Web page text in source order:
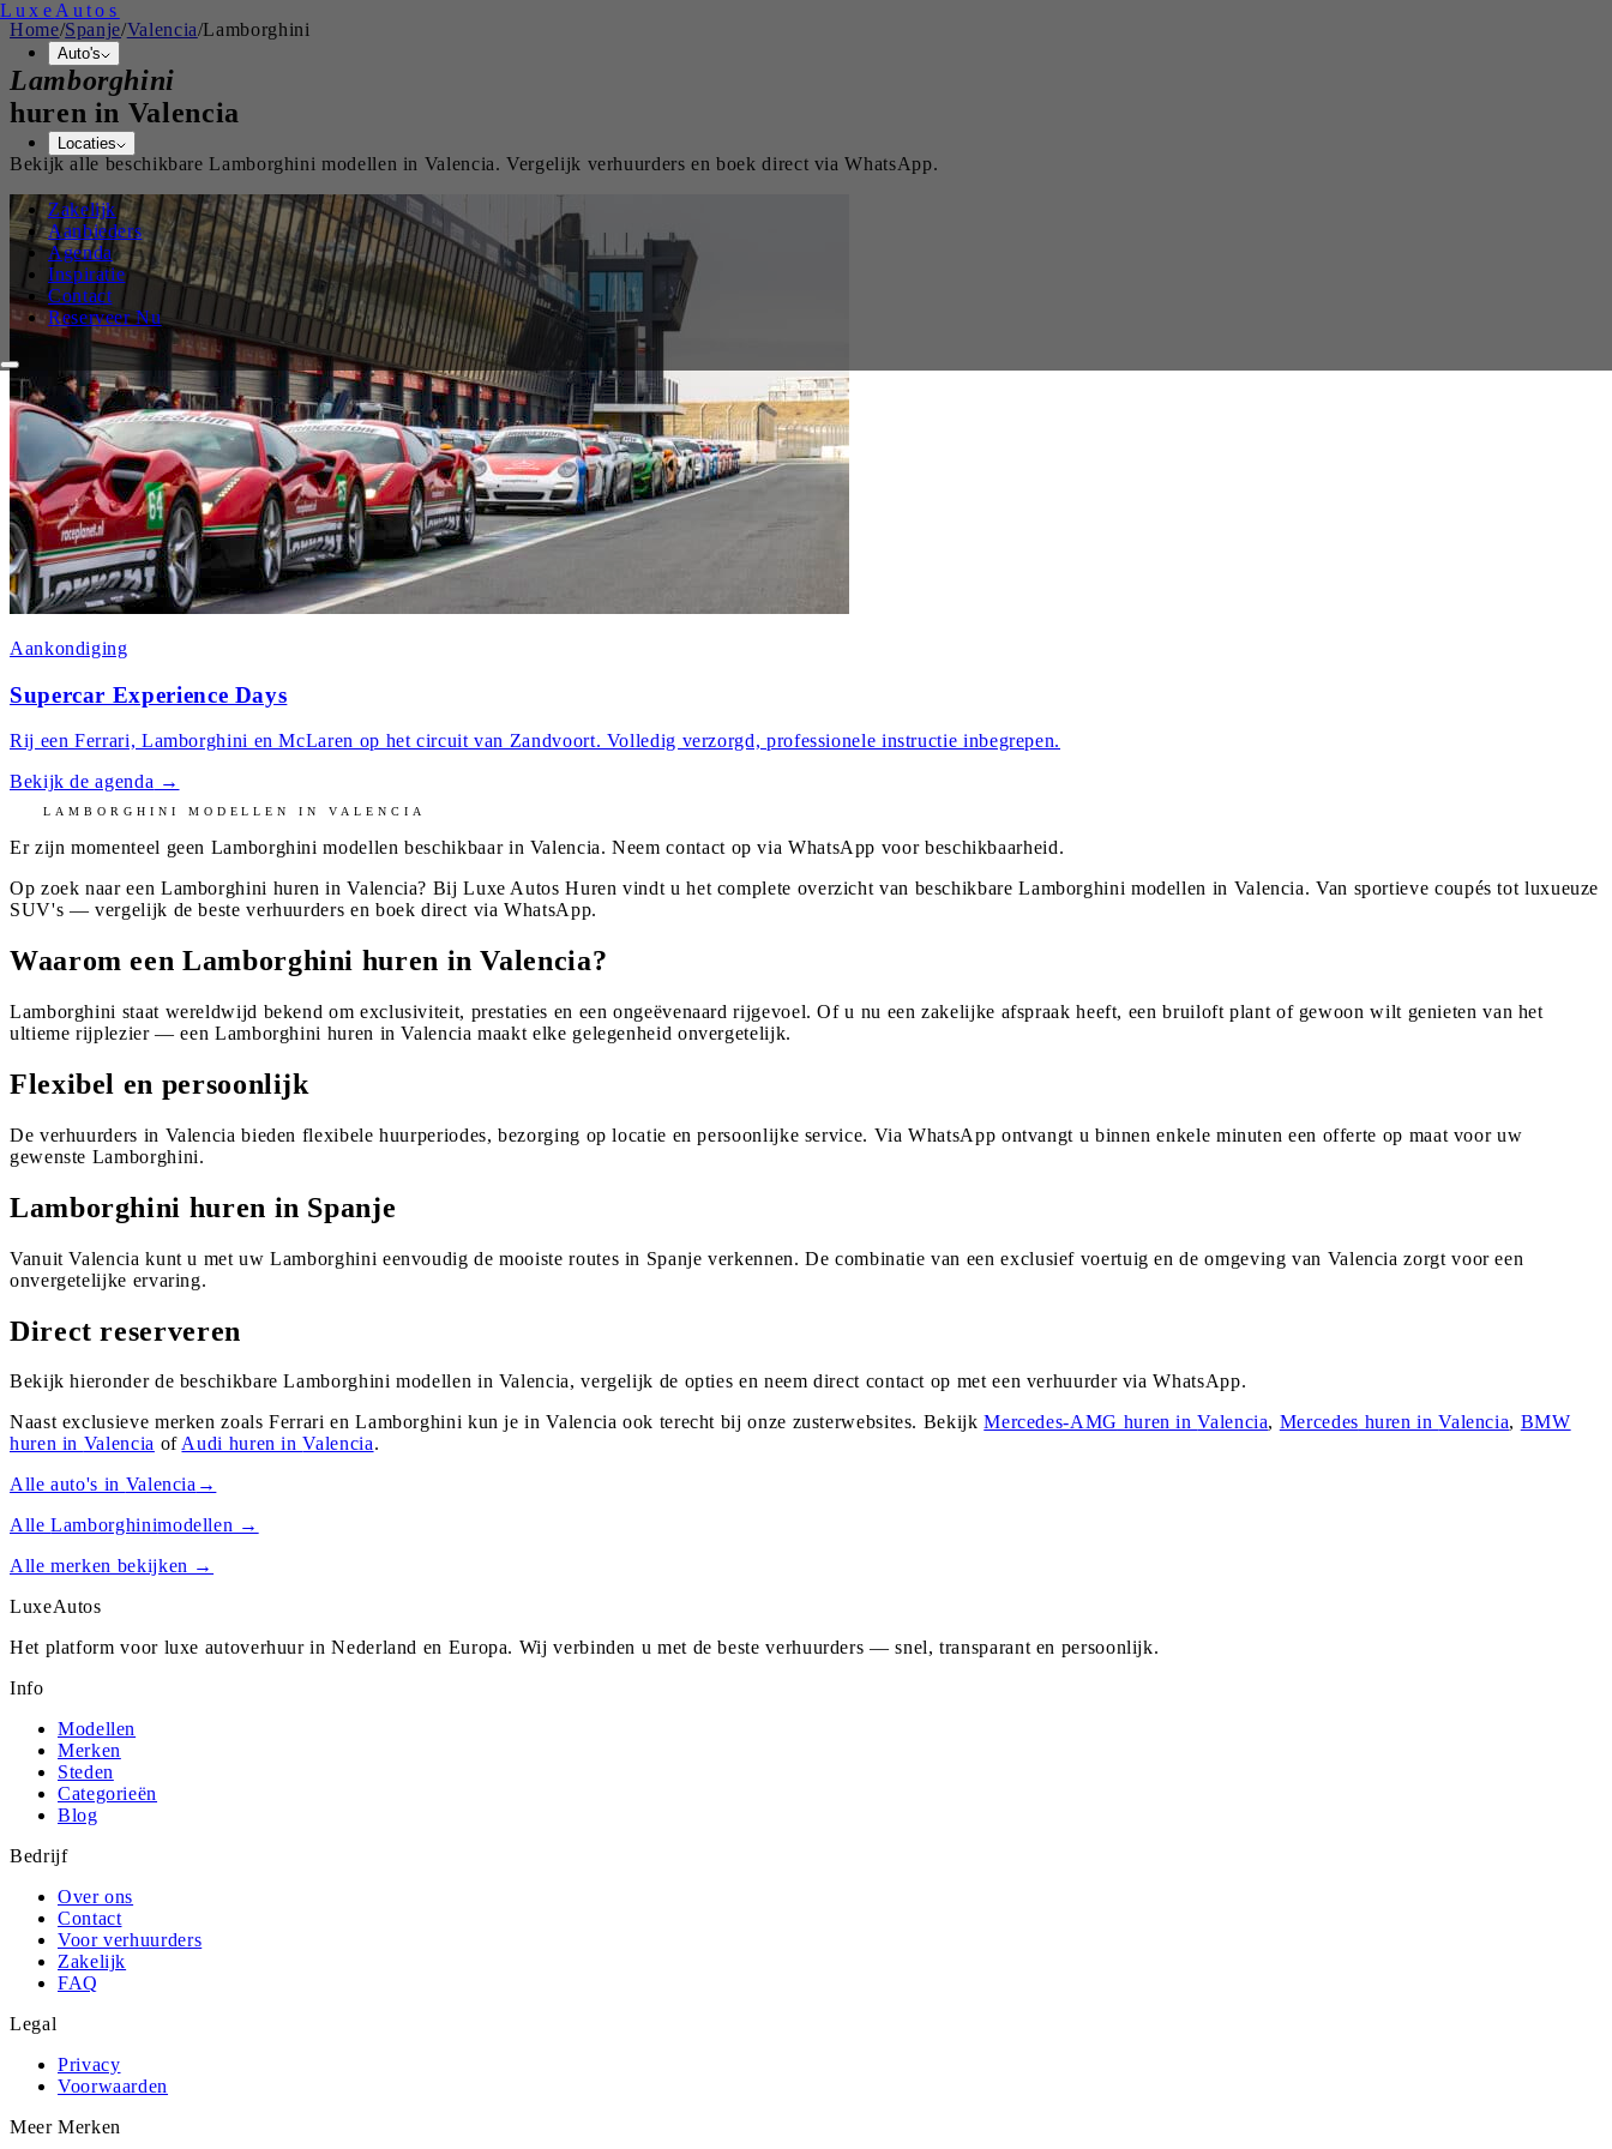
Luxe Autos
Auto's
Locaties
Zakelijk
Aanbieders
Agenda
Inspiratie
Contact
Reserveer Nu
Home/Spanje/Valencia/Lamborghini
Lamborghini
huren in Valencia
Bekijk alle beschikbareLamborghini modellen in Valencia. Vergelijk verhuurders en boek direct via WhatsApp.
Aankondiging
Supercar Experience Days
Rij een Ferrari, Lamborghini en McLaren op het circuit van Zandvoort. Volledig verzorgd, professionele instructie inbegrepen.
Bekijk de agenda →
LAMBORGHINI MODELLEN INVALENCIA
Er zijn momenteel geen Lamborghini modellen beschikbaar in Valencia. Neem contact op via WhatsApp voor beschikbaarheid.
Op zoek naar een Lamborghini huren in Valencia? Bij Luxe Autos Huren vindt u het complete overzicht van beschikbare Lamborghini modellen in Valencia. Van sportieve coupés tot luxueuze
SUV's — vergelijk de beste verhuurders en boek direct via WhatsApp.
Waarom een Lamborghini huren in Valencia?
Lamborghini staat wereldwijd bekend om exclusiviteit, prestaties en een ongeëvenaard rijgevoel. Of u nu een zakelijke afspraak heeft, een bruiloft plant of gewoon wilt genieten van het
ultieme rijplezier — een Lamborghini huren in Valencia maakt elke gelegenheid onvergetelijk.
Flexibel en persoonlijk
De verhuurders in Valencia bieden flexibele huurperiodes, bezorging op locatie en persoonlijke service. Via WhatsApp ontvangt u binnen enkele minuten een offerte op maat voor uw
gewenste Lamborghini.
Lamborghini huren in Spanje
Vanuit Valencia kunt u met uw Lamborghini eenvoudig de mooiste routes in Spanje verkennen. De combinatie van een exclusief voertuig en de omgeving van Valencia zorgt voor een
onvergetelijke ervaring.
Direct reserveren
Bekijk hieronder de beschikbare Lamborghini modellen in Valencia, vergelijk de opties en neem direct contact op met een verhuurder via WhatsApp.
Naast exclusieve merken zoals Ferrari en Lamborghini kun je in Valencia ook terecht bij onze zusterwebsites. Bekijk Mercedes-AMG huren inValencia, Mercedes huren inValencia, BMW
huren in Valencia ofAudi huren inValencia.
Alle auto's in Valencia →
AlleLamborghinimodellen →
Alle merken bekijken →
LuxeAutos
Het platform voor luxe autoverhuur in Nederland en Europa. Wij verbinden u met de beste verhuurders — snel, transparant en persoonlijk.
Info
Modellen
Merken
Steden
Categorieën
Blog
Bedrijf
Over ons
Contact
Voor verhuurders
Zakelijk
FAQ
Legal
Privacy
Voorwaarden
Meer Merken